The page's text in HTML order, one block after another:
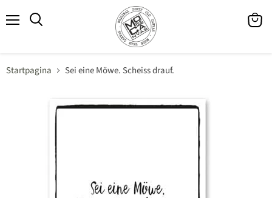
Startpagina Sei eine Möwe. Scheiss drauf.